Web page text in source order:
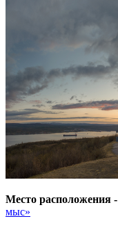
Место расположения -
мыс»